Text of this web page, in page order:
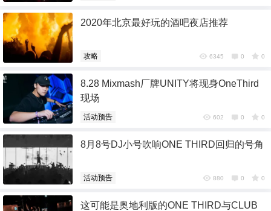
2020年北京最好玩的酒吧夜店推荐
攻略 6345 0 0
8.28 Mixmash厂牌UNITY将现身OneThird
现场
活动预告 602 0 0
8月8号DJ小号吹响ONE THIRD回归的号角
活动预告 880 0 0
这可能是奥地利版的ONE THIRD与CLUB